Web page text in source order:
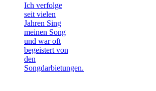
Ich verfolge
seit vielen
Jahren Sing
meinen Song
und war oft
begeistert von
den
Songdarbietungen.